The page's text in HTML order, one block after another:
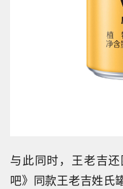
与此同时，王老吉
吧》同款王老吉姓氏